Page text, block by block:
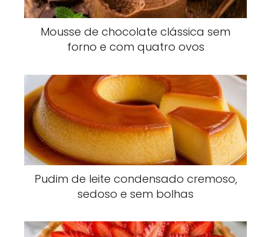
Mousse de chocolate clássica sem
forno e com quatro ovos
Pudim de leite condensado cremoso,
sedoso e sem bolhas